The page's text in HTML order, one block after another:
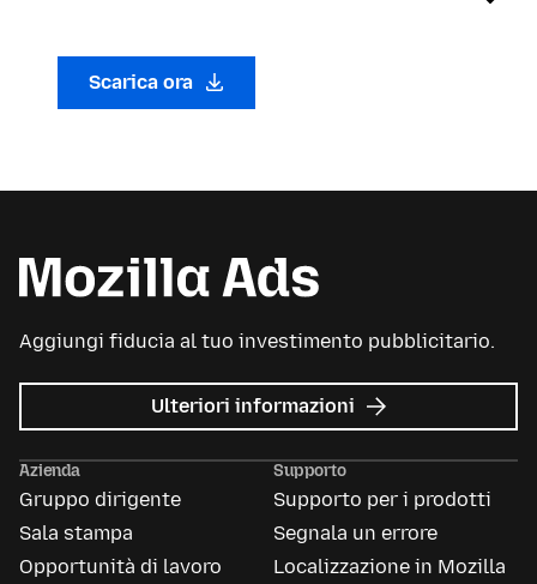
Scarica ora
Aggiungi fiducia al tuo investimento pubblicitario.
Ulteriori informazioni su
Mozilla
Azienda
Gruppo dirigente
Sala stampa
Opportunità di lavoro
Supporto
Supporto per i prodotti
Segnala un errore
Localizzazione in Mozilla